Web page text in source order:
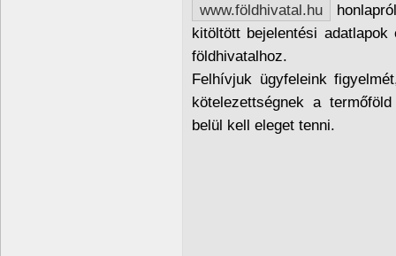
www.földhivatal.hu
kitöltött bejelentési
földhivatalhoz.
Felhívjuk ügyfeleink
kötelezettségnek a
belül kell eleget tenni.